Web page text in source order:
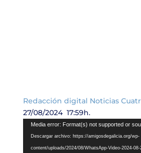
Redacción digital Noticias
27/08/2024 17:59h.
Reproductor
de
vídeo
Media error: Format(s) not supported or
Descargar archivo: https://amigosdegalicia.org/wp-
content/uploads/2024/08/WhatsApp-Video-2024-